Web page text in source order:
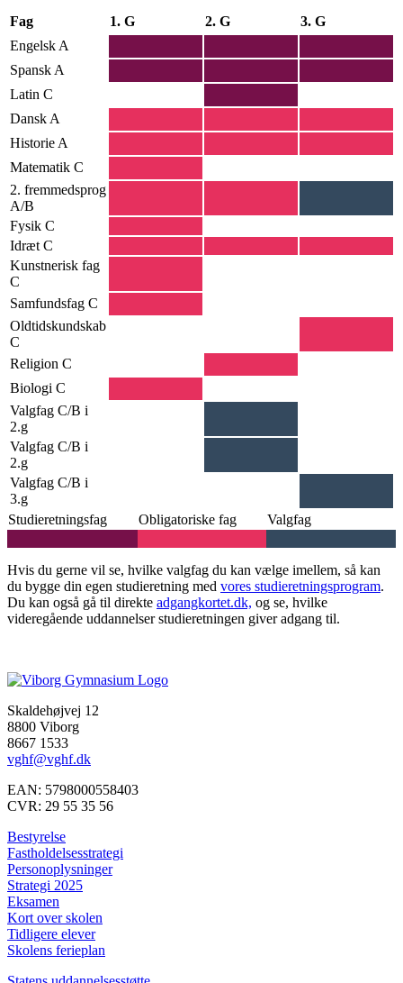
Fag 1. G 2. G
3. G
Engelsk A
Spansk A
Latin C
Dansk A
Historie A
Matematik C
2. fremmedsprog
A/B
Fysik C
Idræt C
Kunstnerisk fag
C
Samfundsfag C
Oldtidskundskab
C
Religion C
Biologi C
Valgfag C/B i
2.g
Valgfag C/B i
2.g
Valgfag C/B i
3.g
Studieretningsfag
Obligatoriske fag Valgfag
Hvis du gerne vil se, hvilke valgfag du kan vælge imellem, så kan
du bygge din egen studieretning med vores studieretningsprogram.
Du kan også gå til direkte adgangkortet.dk, og se, hvilke
videregående uddannelser studieretningen giver adgang til.
Skaldehøjvej 12
8800 Viborg
8667 1533
vghf@vghf.dk
EAN: 5798000558403
CVR: 29 55 35 56
Bestyrelse
Fastholdelsesstrategi
Personoplysninger
Strategi 2025
Eksamen
Kort over skolen
Tidligere elever
Skolens ferieplan